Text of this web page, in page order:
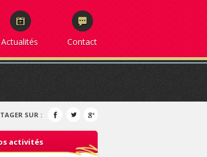
Actualités Contact
SUR :
activités